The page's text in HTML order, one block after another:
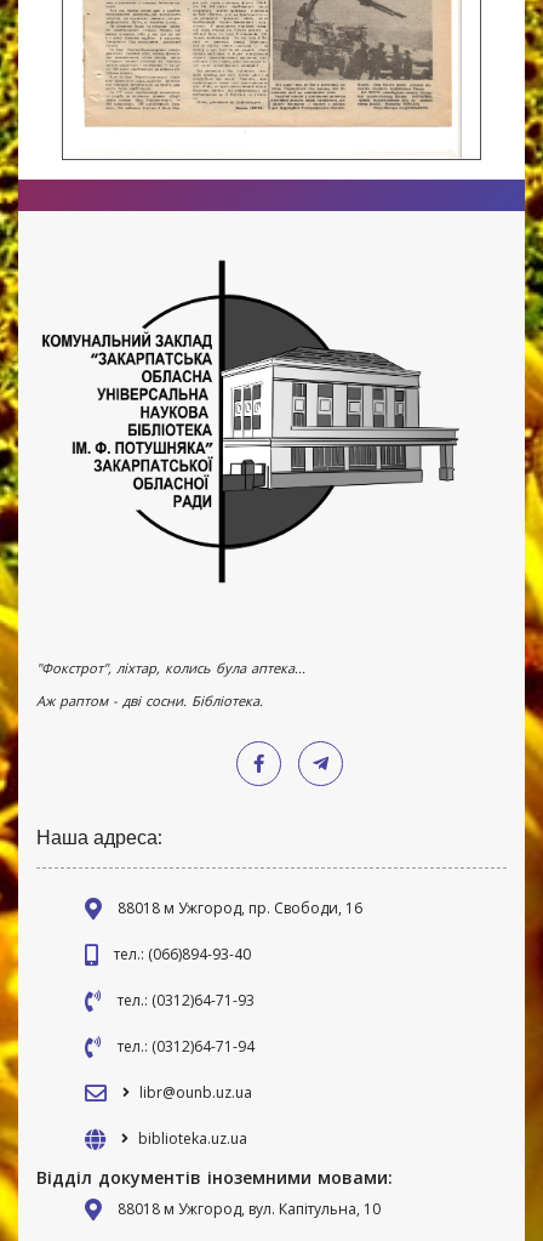
"Фокстрот", ліхтар, колись була аптека...
Аж раптом - дві сосни. Бібліотека.
Наша адреса:
88018 м Ужгород, пр. Свободи, 16
тел.: (066)894-93-40
тел.: (0312)64-71-93
тел.: (0312)64-71-94
libr@ounb.uz.ua
biblioteka.uz.ua
Відділ документів іноземними мовами:
88018 м Ужгород, вул. Капітульна, 10